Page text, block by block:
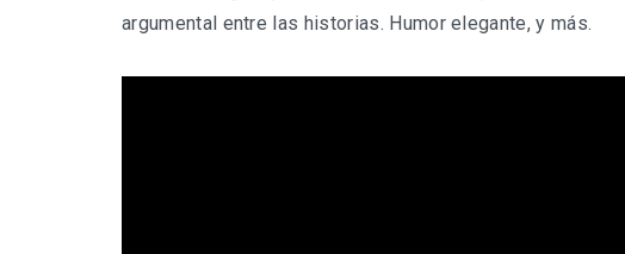
argumental entre las historias. Humor elegante, y más.